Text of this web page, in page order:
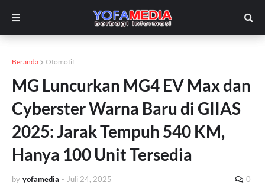
Beranda Otomotif
MG Luncurkan MG4 EV Max dan
Cyberster Warna Baru di GIIAS
2025: Jarak Tempuh 540 KM,
Hanya 100 Unit Tersedia
by yofamedia - Juli 24, 2025 0